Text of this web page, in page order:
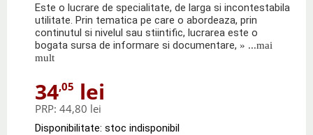
Este o lucrare de specialitate, de larga si incontestabila
utilitate. Prin tematica pe care o abordeaza, prin
continutul si nivelul sau stiintific, lucrarea este o
bogata sursa de informare si documentare, » ...mai
mult
34,05 lei
PRP: 44,80 lei
Disponibilitate: stoc indisponibil